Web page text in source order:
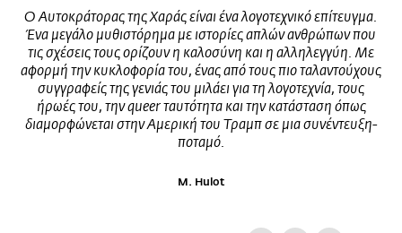
Ο Αυτοκράτορας της Χαράς είναι ένα λογοτεχνικό επίτευγμα.
Ένα μεγάλο μυθιστόρημα με ιστορίες απλών ανθρώπων που
τις σχέσεις τους ορίζουν η καλοσύνη και η αλληλεγγύη. Με
αφορμή την κυκλοφορία του, ένας από τους πιο ταλαντούχους
συγγραφείς της γενιάς του μιλάει για τη λογοτεχνία, τους
ήρωές του, την queer ταυτότητα και την κατάσταση όπως
διαμορφώνεται στην Αμερική του Τραμπ σε μια συνέντευξη-
ποταμό.
M. Hulot